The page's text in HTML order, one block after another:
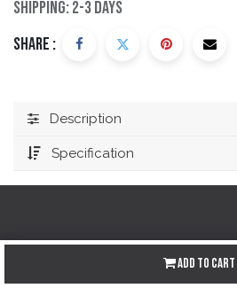
Add to Cart
Shipping: 2-3 Days
Share :
Description
Specification